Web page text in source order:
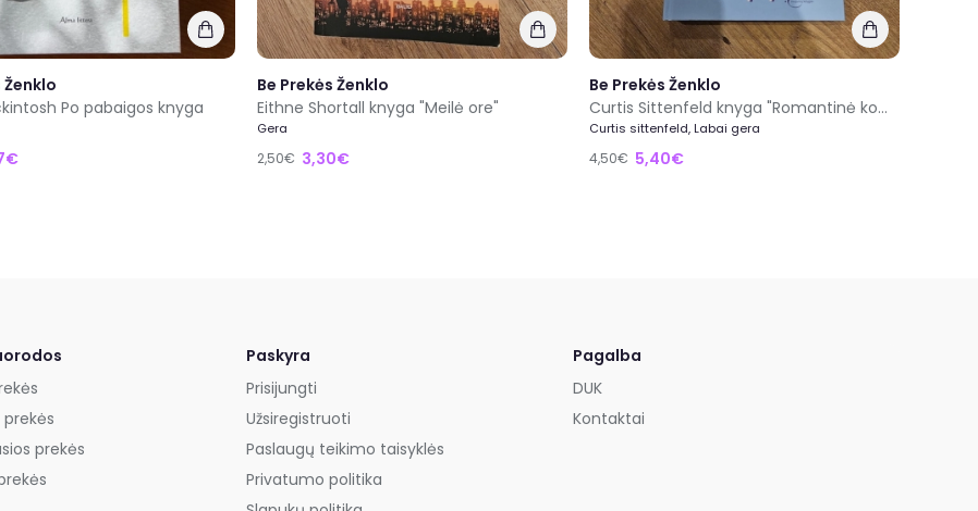
Ženklo
Po pabaigos knyga
Be Prekės Ženklo
Eithne Shortall knyga "Meilė ore"
Gera
2,50€ 3,30€
Be Prekės Ženklo
Curtis Sittenfeld knyga "Romantinė komedija"
Curtis sittenfeld, Labai gera
4,50€ 5,40€
prekės
Paskyra
Prisijungti
Užsiregistruoti
Paslaugų teikimo taisyklės
Privatumo politika
Pagalba
DUK
Kontaktai